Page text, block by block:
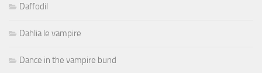
Daffodil
Dahlia le vampire
Dance in the vampire bund